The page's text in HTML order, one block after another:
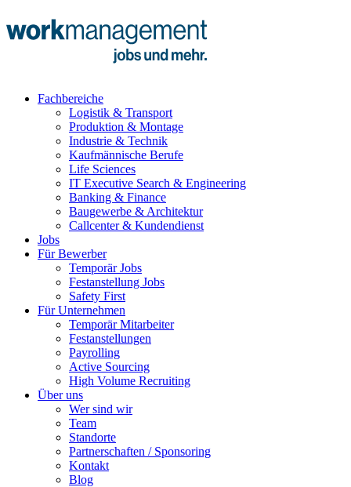
Fachbereiche
Logistik & Transport
Produktion & Montage
Industrie & Technik
Kaufmännische Berufe
Life Sciences
IT Executive Search & Engineering
Banking & Finance
Baugewerbe & Architektur
Callcenter & Kundendienst
Jobs
Für Bewerber
Temporär Jobs
Festanstellung Jobs
Safety First
Für Unternehmen
Temporär Mitarbeiter
Festanstellungen
Payrolling
Active Sourcing
High Volume Recruiting
Über uns
Wer sind wir
Team
Standorte
Partnerschaften / Sponsoring
Kontakt
Blog